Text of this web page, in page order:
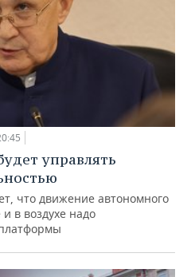
управлять
что движение автономного
в воздухе надо